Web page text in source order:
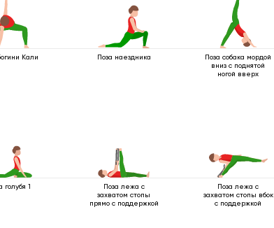
Кали Поза наездника
Поза собака мордой
вниз с поднятой
ногой вверх
голубя 1
Поза лежа с
захватом стопы
прямо с поддержкой
Поза лежа с
захватом стопы вбок
с поддержкой